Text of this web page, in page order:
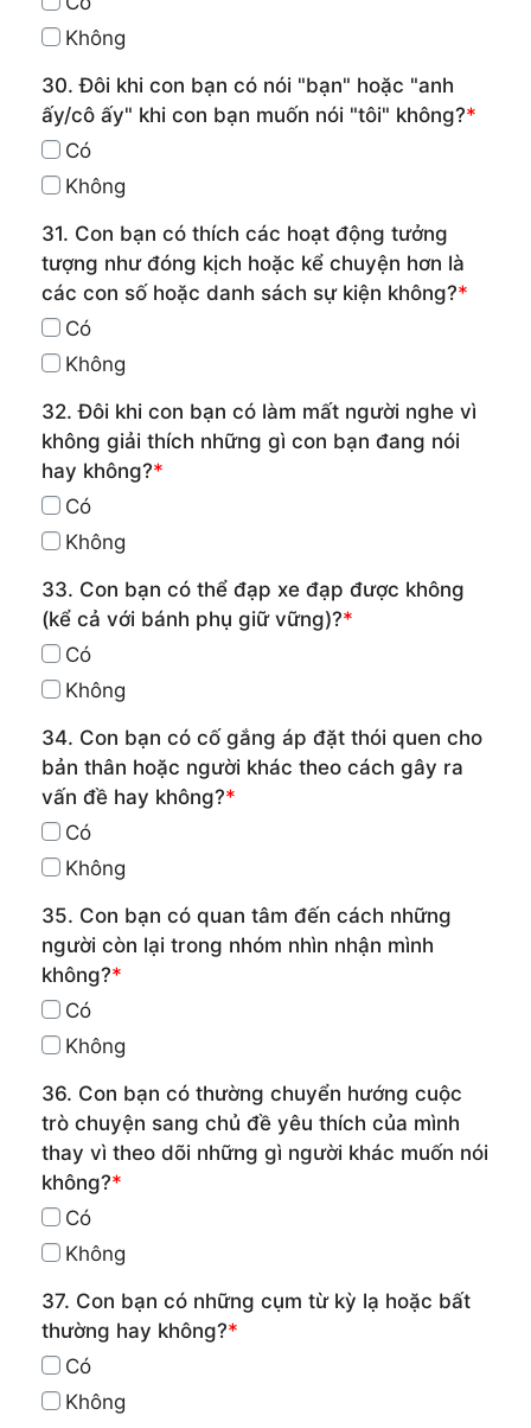
Không
30. Đôi khi con bạn có nói "bạn" hoặc "anh
ấy/cô ấy" khi con bạn muốn nói "tôi" không?*
Có
Không
31. Con bạn có thích các hoạt động tưởng
tượng như đóng kịch hoặc kể chuyện hơn là
các con số hoặc danh sách sự kiện không?*
Có
Không
32. Đôi khi con bạn có làm mất người nghe vì
không giải thích những gì con bạn đang nói
hay không?*
Có
Không
33. Con bạn có thể đạp xe đạp được không
(kể cả với bánh phụ giữ vững)?*
Có
Không
34. Con bạn có cố gắng áp đặt thói quen cho
bản thân hoặc người khác theo cách gây ra
vấn đề hay không?*
Có
Không
35. Con bạn có quan tâm đến cách những
người còn lại trong nhóm nhìn nhận mình
không?*
Có
Không
36. Con bạn có thường chuyển hướng cuộc
trò chuyện sang chủ đề yêu thích của mình
thay vì theo dõi những gì người khác muốn nói
không?*
Có
Không
37. Con bạn có những cụm từ kỳ lạ hoặc bất
thường hay không?*
Có
Không